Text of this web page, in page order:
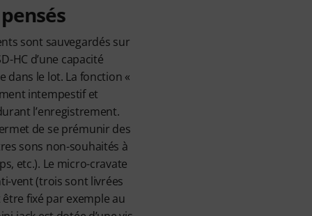
sont sauvegardés sur
HC d’une capacité
dans le lot. La fonction «
intempestif et
l’enregistrement.
de se prémunir des
sons non-souhaités à
etc.). Le micro-cravate
vent (trois sont livrées
fixé par exemple au